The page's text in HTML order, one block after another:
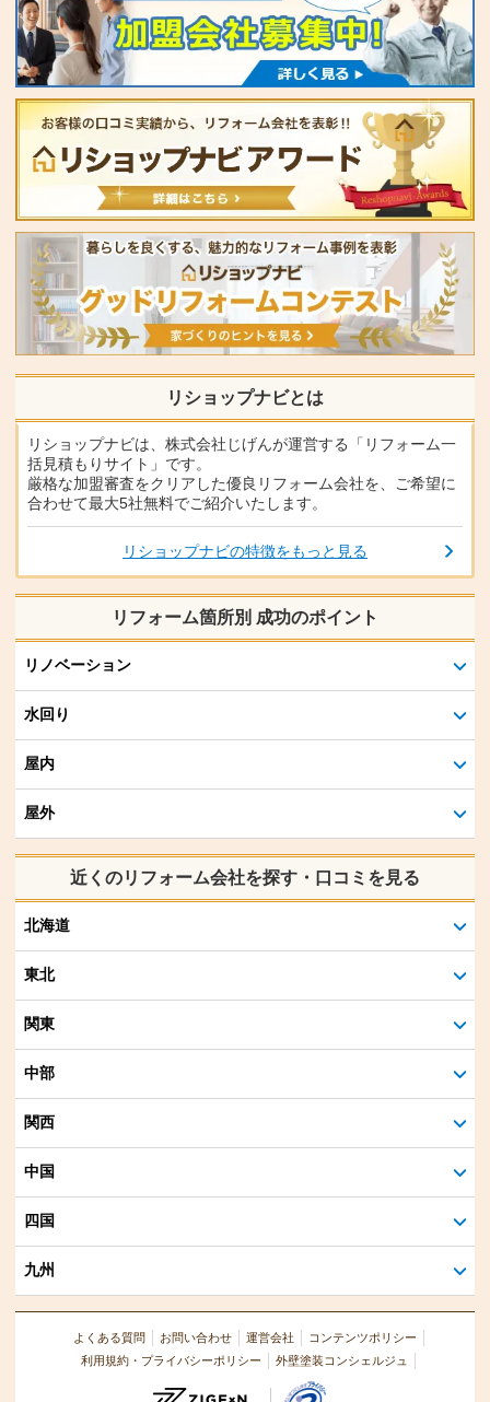
リショップナビとは
リショップナビは、株式会社じげんが運営する「リフォーム一
括見積もりサイト」です。
厳格な加盟審査をクリアした優良リフォーム会社を、ご希望に
合わせて最大5社無料でご紹介いたします。
リショップナビの特徴をもっと見る
リフォーム箇所別 成功のポイント
リノベーション
水回り
屋内
屋外
近くのリフォーム会社を探す・口コミを見る
北海道
東北
関東
中部
関西
中国
四国
九州
よくある質問 お問い合わせ 運営会社
コンテンツポリシー
利用規約・プライバシーポリシー
外壁塗装コンシェルジュ